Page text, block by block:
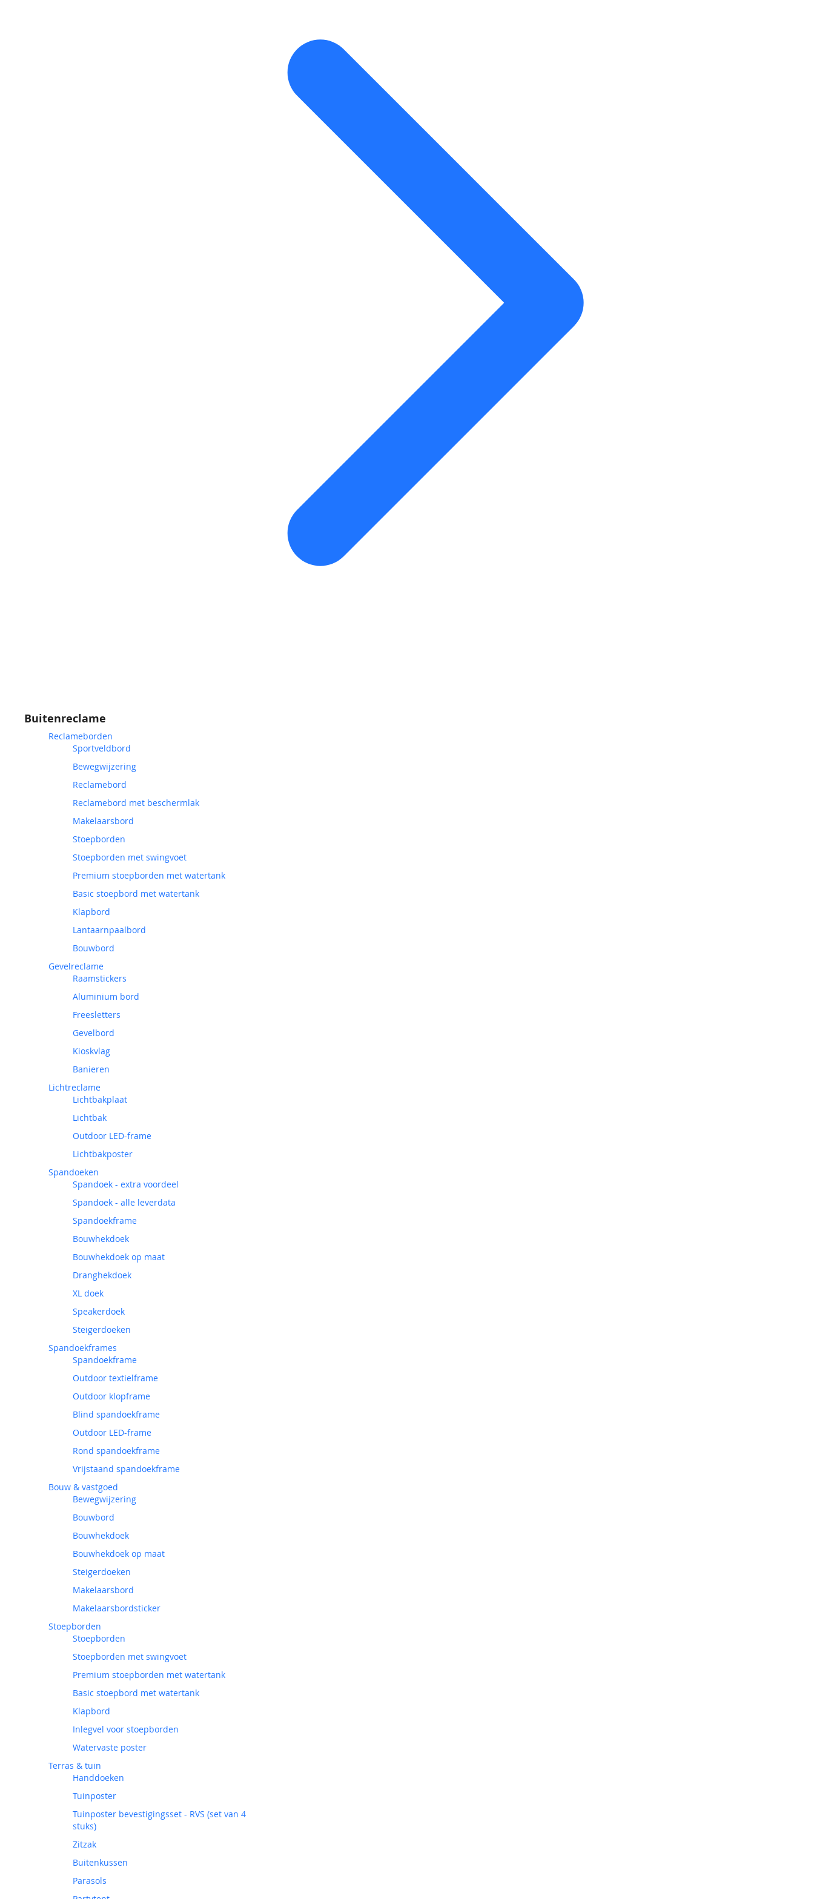
Buitenreclame
Reclameborden
Sportveldbord
Bewegwijzering
Reclamebord
Reclamebord met beschermlak
Makelaarsbord
Stoepborden
Stoepborden met swingvoet
Premium stoepborden met watertank
Basic stoepbord met watertank
Klapbord
Lantaarnpaalbord
Bouwbord
Gevelreclame
Raamstickers
Aluminium bord
Freesletters
Gevelbord
Kioskvlag
Banieren
Lichtreclame
Lichtbakplaat
Lichtbak
Outdoor LED-frame
Lichtbakposter
Spandoeken
Spandoek - extra voordeel
Spandoek - alle leverdata
Spandoekframe
Bouwhekdoek
Bouwhekdoek op maat
Dranghekdoek
XL doek
Speakerdoek
Steigerdoeken
Spandoekframes
Spandoekframe
Outdoor textielframe
Outdoor klopframe
Blind spandoekframe
Outdoor LED-frame
Rond spandoekframe
Vrijstaand spandoekframe
Bouw & vastgoed
Bewegwijzering
Bouwbord
Bouwhekdoek
Bouwhekdoek op maat
Steigerdoeken
Makelaarsbord
Makelaarsbordsticker
Stoepborden
Stoepborden
Stoepborden met swingvoet
Premium stoepborden met watertank
Basic stoepbord met watertank
Klapbord
Inlegvel voor stoepborden
Watervaste poster
Terras & tuin
Handdoeken
Tuinposter
Tuinposter bevestigingsset - RVS (set van 4
stuks)
Zitzak
Buitenkussen
Parasols